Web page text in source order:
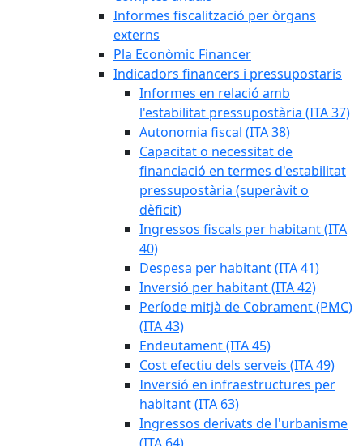
Informes fiscalització per òrgans
externs
Pla Econòmic Financer
Indicadors financers i pressupostaris
Informes en relació amb
l'estabilitat pressupostària (ITA 37)
Autonomia fiscal (ITA 38)
Capacitat o necessitat de
financiació en termes d'estabilitat
pressupostària (superàvit o
dèficit)
Ingressos fiscals per habitant (ITA
40)
Despesa per habitant (ITA 41)
Inversió per habitant (ITA 42)
Període mitjà de Cobrament (PMC)
(ITA 43)
Endeutament (ITA 45)
Cost efectiu dels serveis (ITA 49)
Inversió en infraestructures per
habitant (ITA 63)
Ingressos derivats de l'urbanisme